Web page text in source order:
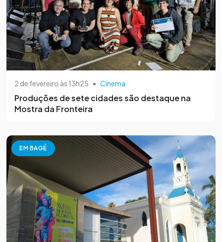
2 de fevereiro às 13h25 • Cinema
Produções de sete cidades são destaque na
Mostra da Fronteira
EM BAGÉ